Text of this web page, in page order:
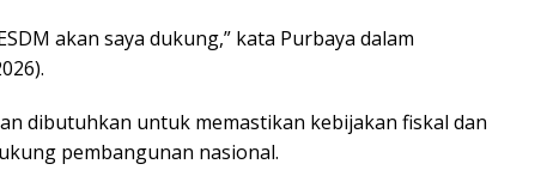
akan saya dukung,” kata Purbaya dalam
dibutuhkan untuk memastikan kebijakan fiskal dan
pembangunan nasional.